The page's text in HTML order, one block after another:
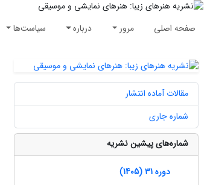
صفحه اصلی مرور درباره سیاست‌ها
مقالات آماده انتشار
شماره جاری
شماره‌های پیشین نشریه
دوره 31 (1405)